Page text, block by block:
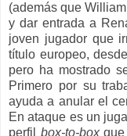
(además que
y dar entrada a
joven jugador que
título europeo,
pero ha mostrado
Primero por su
ayuda a anular el
En ataque es un
perfil box-to-boxque